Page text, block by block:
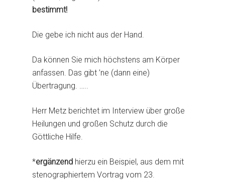
bestimmt!
Die gebe ich nicht aus der Hand.
Da können Sie mich höchstens am Körper
anfassen. Das gibt ’ne (dann eine)
Übertragung. …..
Herr Metz berichtet im Interview über große
Heilungen und großen Schutz durch die
Göttliche Hilfe.
*ergänzend hierzu ein Beispiel, aus dem mit
stenographiertem Vortrag vom 23.